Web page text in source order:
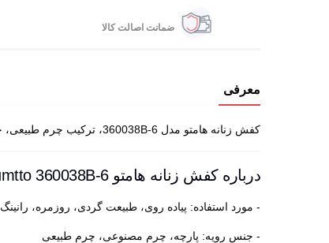
ضمانت اصالت کالا
معرفی
کفش زنانه هامتو مدل 360038B-6، ترکیب چرم طبیعی، چرم مصنوعی و پارچه در رویه، همراه با زیره ضد لغزش و کفی طبی، راحتی و دوام را در هر شرایطی تضمین می کند
درباره کفش زنانه هامتو Humtto 360038B-6
- مورد استفاده: پیاده روی، طبیعت گردی، روزمره، رانینگ
- جنس رویه: پارچه، چرم مصنوعی، چرم طبیعی